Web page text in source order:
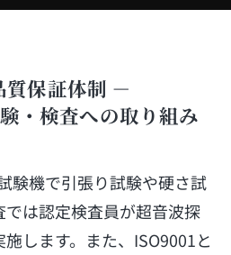
保証体制 －
・検査への取り組み
験機で引張り試験や硬さ試
は認定検査員が超音波探
します。また、ISO9001と